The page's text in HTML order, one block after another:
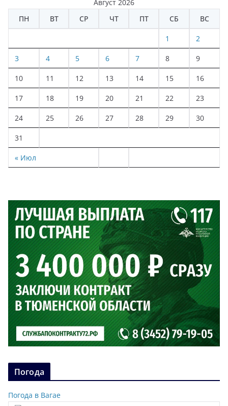
Август 2026
ПН
ВТ СР ЧТ ПТ СБ ВС
« Июл
1 2
3 4 5 6 7 8 9
10 11 12 13 14 15 16
17 18 19 20 21 22 23
24 25 26 27 28 29 30
31
Погода
Погода в Вагае